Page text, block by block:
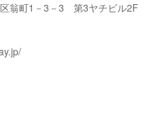
翁町1－3－3 第3ヤチビル2F